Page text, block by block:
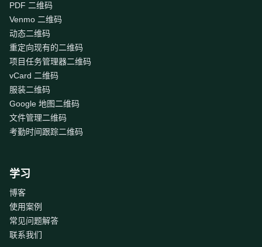
PDF 二维码
Venmo 二维码
动态二维码
重定向现有的二维码
项目任务管理器二维码
vCard 二维码
服装二维码
Google 地图二维码
文件管理二维码
考勤时间跟踪二维码
学习
博客
使用案例
常见问题解答
联系我们